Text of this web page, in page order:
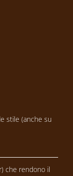
stile (anche su
che rendono il